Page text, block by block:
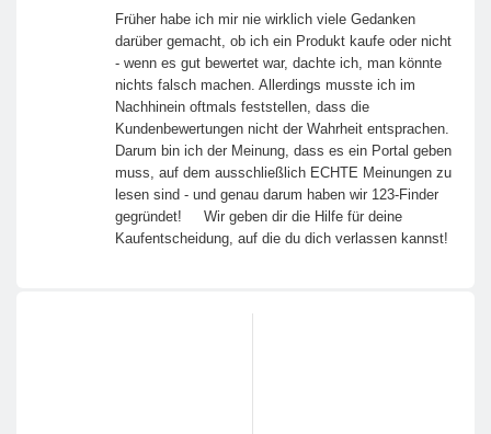
Früher habe ich mir nie wirklich viele Gedanken
darüber gemacht, ob ich ein Produkt kaufe oder nicht
- wenn es gut bewertet war, dachte ich, man könnte
nichts falsch machen. Allerdings musste ich im
Nachhinein oftmals feststellen, dass die
Kundenbewertungen nicht der Wahrheit entsprachen.
Darum bin ich der Meinung, dass es ein Portal geben
muss, auf dem ausschließlich ECHTE Meinungen zu
lesen sind - und genau darum haben wir 123-Finder
gegründet! Wir geben dir die Hilfe für deine
Kaufentscheidung, auf die du dich verlassen kannst!